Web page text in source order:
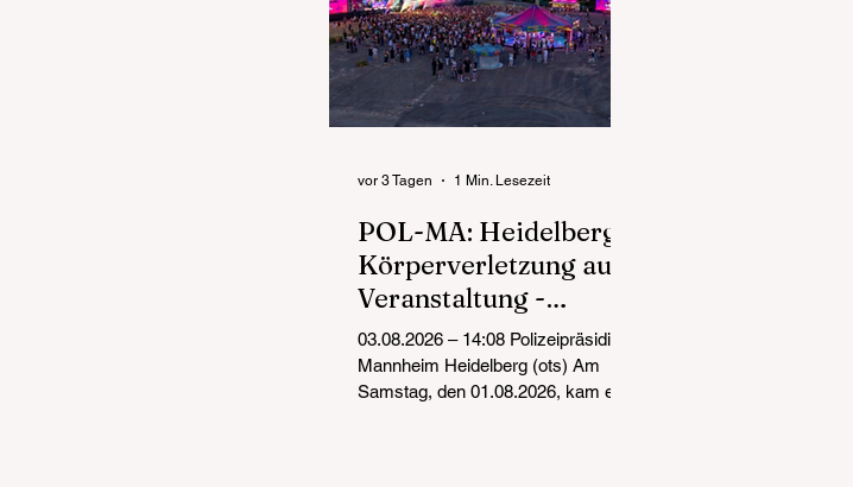
POL-MA: Heidelberg:
Körperverletzung auf
Veranstaltung -
Zeugenaufruf
03.08.2026 – 14:08 Polizeipräsidium
Mannheim Heidelberg (ots) Am
Samstag, den 01.08.2026, kam es
vor 3 Tagen 1 Min. Lesezeit